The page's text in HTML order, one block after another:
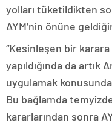
yolları tüketildikten
AYM’nin önüne
“Kesinleşen bir
yapıldığında da artık
uygulamak
Bu bağlamda
kararlarından sonra